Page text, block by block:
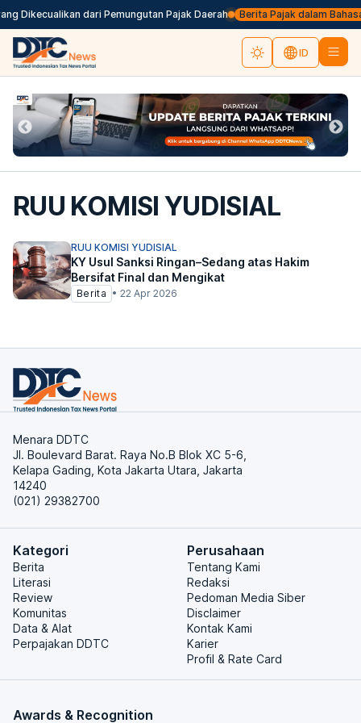
Dikecualikan dari Pemungutan Pajak Daerah Berita Pajak dalam
ID
RUU KOMISI YUDISIAL
RUU KOMISI YUDISIAL
KY Usul Sanksi Ringan–Sedang atas Hakim
Bersifat Final dan Mengikat
Berita • 22 Apr 2026
Menara DDTC
Jl. Boulevard Barat. Raya No.B Blok XC 5-6,
Kelapa Gading, Kota Jakarta Utara, Jakarta
14240
(021) 29382700
Kategori
Berita
Literasi
Review
Komunitas
Data & Alat
Perpajakan DDTC
Perusahaan
Tentang Kami
Redaksi
Pedoman Media Siber
Disclaimer
Kontak Kami
Karier
Profil & Rate Card
Awards & Recognition